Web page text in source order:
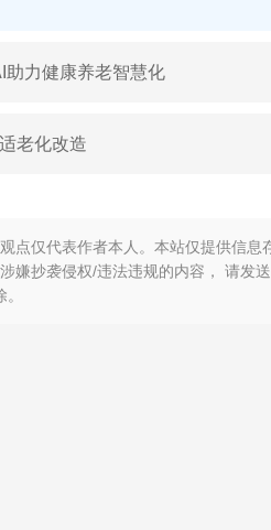
助力健康养老智慧化
老化改造
点仅代表作者本人。本站仅提供信息
嫌抄袭侵权/违法违规的内容， 请发